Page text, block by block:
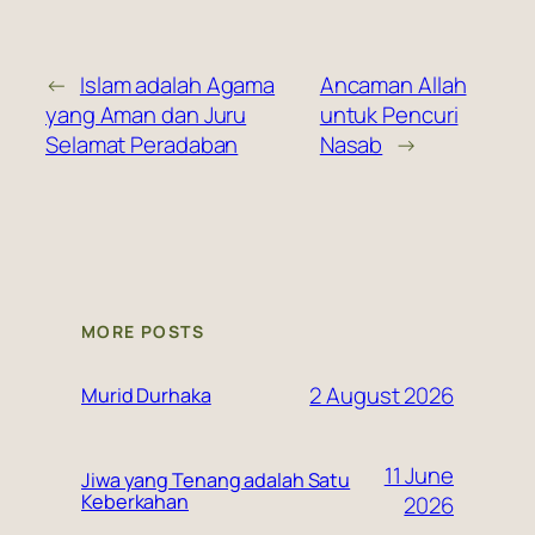
← Islam adalah Agama
yang Aman dan Juru
Selamat Peradaban
Ancaman Allah
untuk Pencuri
Nasab →
MORE POSTS
Murid Durhaka 2 August 2026
Jiwa yang Tenang adalah Satu
Keberkahan
11 June
2026